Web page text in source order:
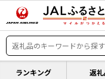
ランキング 返礼